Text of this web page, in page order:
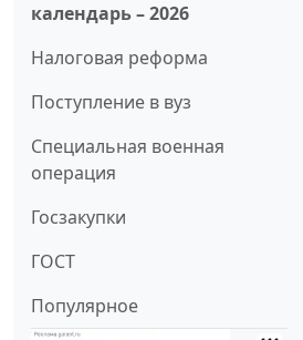
календарь – 2026
Налоговая реформа
Поступление в вуз
Специальная военная
операция
Госзакупки
ГОСТ
Популярное